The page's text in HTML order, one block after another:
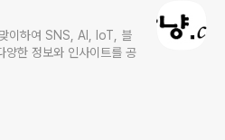
이하여 SNS, AI, IoT, 블
양한 정보와 인사이트를 공